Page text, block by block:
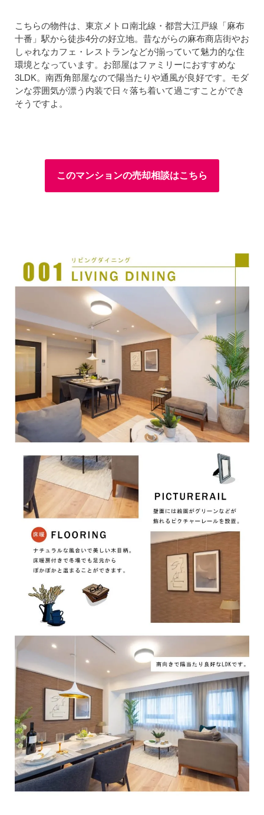
こちらの物件は、東京メトロ南北線・都営大江戸線「麻布
十番」駅から徒歩4分の好立地。昔ながらの麻布商店街やお
しゃれなカフェ・レストランなどが揃っていて魅力的な住
環境となっています。お部屋はファミリーにおすすめな
3LDK。南西角部屋なので陽当たりや通風が良好です。モダ
ンな雰囲気が漂う内装で日々落ち着いて過ごすことができ
そうですよ。
このマンションの売却相談はこちら